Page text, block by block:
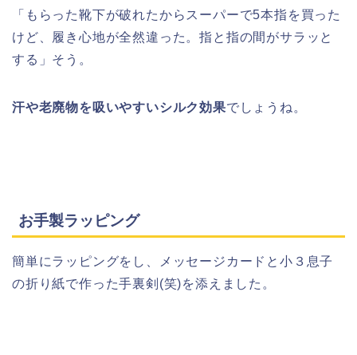
「もらった靴下が破れたからスーパーで5本指を買った
けど、履き心地が全然違った。指と指の間がサラッと
する」そう。
汗や老廃物を吸いやすいシルク効果でしょうね。
お手製ラッピング
簡単にラッピングをし、メッセージカードと小３息子
の折り紙で作った手裏剣(笑)を添えました。